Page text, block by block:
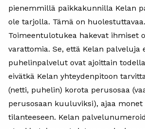
pienemmillä paikkakunnilla Kelan
ole tarjolla. Tämä on huolestuttavaa.
Toimeentulotukea hakevat ihmiset
varattomia. Se, että Kelan palveluja
puhelinpalvelut ovat ajoittain
eivätkä Kelan yhteydenpitoon
(netti, puhelin) korota perusosaa
perusosaan kuuluviksi), ajaa
tilanteeseen. Kelan